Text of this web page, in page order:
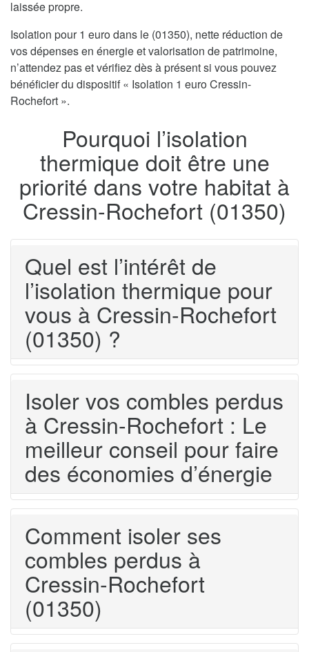
laissée propre.
Isolation pour 1 euro dans le (01350), nette réduction de
vos dépenses en énergie et valorisation de patrimoine,
n’attendez pas et vérifiez dès à présent si vous pouvez
bénéficier du dispositif « Isolation 1 euro Cressin-
Rochefort ».
Pourquoi l’isolation
thermique doit être une
priorité dans votre habitat à
Cressin-Rochefort (01350)
Quel est l’intérêt de
l’isolation thermique pour
vous à Cressin-Rochefort
(01350) ?
Isoler vos combles perdus
à Cressin-Rochefort : Le
meilleur conseil pour faire
des économies d’énergie
Comment isoler ses
combles perdus à
Cressin-Rochefort
(01350)